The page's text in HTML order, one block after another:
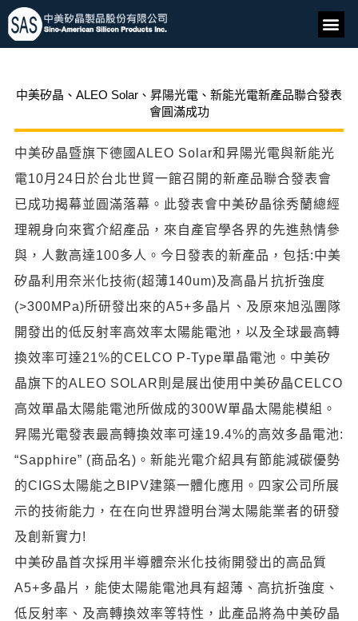
中美矽晶、ALEO Solar、昇陽光電、新能光電新產品聯合發表
會圓滿成功
中美矽晶暨旗下德國ALEO Solar和昇陽光電與新能光
電10月24日於台北世貿一館召開的新產品聯合發表會
已成功揭幕並圓滿落幕。此發表會中美矽晶徐秀蘭總經
理親身向來賓介紹產品，來自產官學各界的先進熱情參
與，人數高達100多人。今日發表的新產品，包括:中美
矽晶利用奈米化技術(超薄140um)及高晶片抗折強度
(>300MPa)所研發出來的A5+多晶片、及原來旭泓團隊
開發出的低反射率高效率太陽能電池，以及全球最高轉
換效率可達21%的CELCO P-Type單晶電池。中美矽
晶旗下的ALEO SOLAR則是展出使用中美矽晶CELCO
高效單晶太陽能電池所做成的300W單晶太陽能模組。
昇陽光電發表最高轉換效率可達19.4%的高效多晶電池:
“Sapphire” (商品名)。新能光電介紹具有節能減碳優勢
的CIGS太陽能之BIPV建築一體化應用。四家公司所展
示的技術能力，在在向世界證明台灣太陽能業者的研發
及創新實力!
中美矽晶首次採用半導體奈米化技術開發出的高品質
A5+多晶片，能使太陽能電池具有超薄、高抗折強度、
低反射率、及高轉換效率等特性，此產品將為中美矽晶